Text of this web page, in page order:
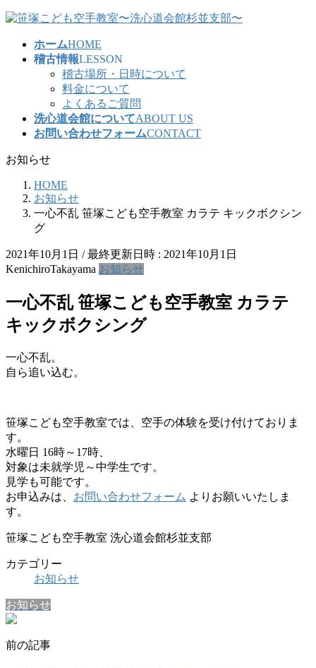
コ
ナ
ホームHOME
稽古情報LESSON
稽古場所・日時について
料金について
よくあるご質問
洗心道会館についてABOUT US
お問い合わせフォームCONTACT
お知らせ
HOME
お知らせ
一心不乱 笹塚こども空手教室 カラテ キックボクシン
グ
2021年10月1日 / 最終更新日時 : 2021年10月1日
KenichiroTakayama お知らせ
一心不乱 笹塚こども空手教室 カラテ
キックボクシング
一心不乱。
自ら追い込む。
笹塚こども空手教室では、空手の体験を受け付けておりま
す。
水曜日 16時～17時、
対象は未就学児～中学生です。
見学も可能です。
お申込みは、 お問い合わせフォーム よりお願いいたしま
す。
笹塚こども空手教室 洗心道会館杉並支部
カテゴリー
お知らせ
お知らせ
前の記事